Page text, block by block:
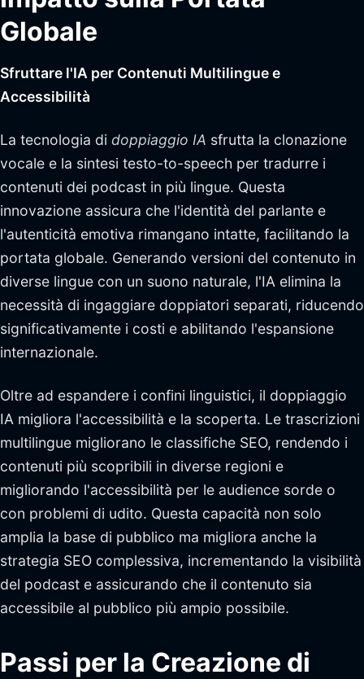
Globale
Sfruttare l'IA per Contenuti Multilingue e
Accessibilità
La tecnologia di doppiaggio IA sfrutta la clonazione
vocale e la sintesi testo-to-speech per tradurre i
contenuti dei podcast in più lingue. Questa
innovazione assicura che l'identità del parlante e
l'autenticità emotiva rimangano intatte, facilitando la
portata globale. Generando versioni del contenuto in
diverse lingue con un suono naturale, l'IA elimina la
necessità di ingaggiare doppiatori separati, riducendo
significativamente i costi e abilitando l'espansione
internazionale.
Oltre ad espandere i confini linguistici, il doppiaggio
IA migliora l'accessibilità e la scoperta. Le trascrizioni
multilingue migliorano le classifiche SEO, rendendo i
contenuti più scopribili in diverse regioni e
migliorando l'accessibilità per le audience sorde o
con problemi di udito. Questa capacità non solo
amplia la base di pubblico ma migliora anche la
strategia SEO complessiva, incrementando la visibilità
del podcast e assicurando che il contenuto sia
accessibile al pubblico più ampio possibile.
Passi per la Creazione di